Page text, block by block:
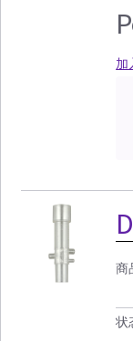
加
商
状